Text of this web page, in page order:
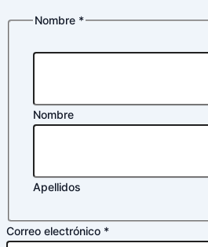
Nombre *
Nombre
Apellidos
Correo electrónico *